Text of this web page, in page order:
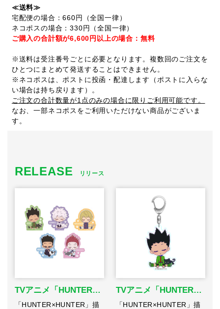
≪送料≫
宅配便の場合：660円（全国一律）
ネコポスの場合：330円（全国一律）
ご購入の合計額が6,600円以上の場合：無料
※送料は受注番号ごとに必要となります。複数回のご注文を
ひとつにまとめて発送することはできません。
※ネコポスは、ポストに投函・配達します（ポストに入らな
い場合は持ち戻ります）。
ご注文の合計数量が1点のみの場合に限りご利用可能です。
なお、一部ネコポスをご利用いただけない商品がございま
す。
RELEASE リリース
TVアニメ「HUNTER…
「HUNTER×HUNTER」描
TVアニメ「HUNTER…
「HUNTER×HUNTER」描